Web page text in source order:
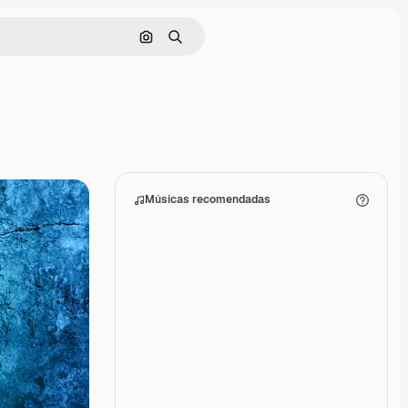
Pesquisar por imagem
Buscar
Músicas recomendadas